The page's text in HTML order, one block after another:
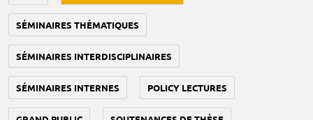
SÉMINAIRES THÉMATIQUES
SÉMINAIRES INTERDISCIPLINAIRES
SÉMINAIRES INTERNES POLICY LECTURES